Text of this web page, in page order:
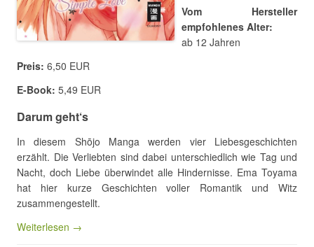
Vom Hersteller
empfohlenes Alter:
ab 12 Jahren
Preis: 6,50 EUR
E-Book: 5,49 EUR
Darum geht‘s
In diesem Shōjo Manga werden vier Liebesgeschichten
erzählt. Die Verliebten sind dabei unterschiedlich wie Tag und
Nacht, doch Liebe überwindet alle Hindernisse. Ema Toyama
hat hier kurze Geschichten voller Romantik und Witz
zusammengestellt.
Weiterlesen →